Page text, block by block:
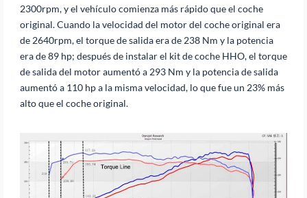
2300rpm, y el vehículo comienza más rápido que el coche
original. Cuando la velocidad del motor del coche original era
de 2640rpm, el torque de salida era de 238 Nm y la potencia
era de 89 hp; después de instalar el kit de coche HHO, el torque
de salida del motor aumentó a 293 Nm y la potencia de salida
aumentó a 110 hp a la misma velocidad, lo que fue un 23% más
alto que el coche original.